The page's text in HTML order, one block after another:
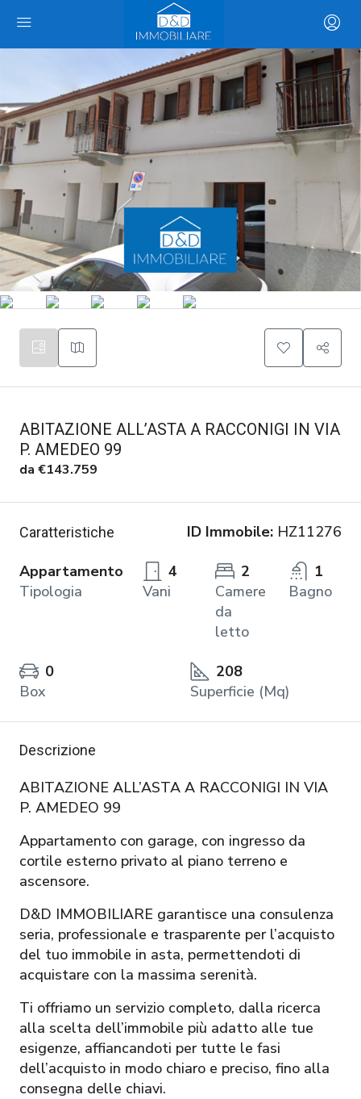
ABITAZIONE ALL’ASTA A RACCONIGI IN VIA
P. AMEDEO 99
da €143.759
Caratteristiche ID Immobile: HZ11276
Appartamento
Tipologia
4
Vani
2
Camere
da
letto
1
Bagno
0
Box
208
Superficie (Mq)
Descrizione
ABITAZIONE ALL’ASTA A RACCONIGI IN VIA
P. AMEDEO 99
Appartamento con garage, con ingresso da
cortile esterno privato al piano terreno e
ascensore.
D&D IMMOBILIARE garantisce una consulenza
seria, professionale e trasparente per l’acquisto
del tuo immobile in asta, permettendoti di
acquistare con la massima serenità.
Ti offriamo un servizio completo, dalla ricerca
alla scelta dell’immobile più adatto alle tue
esigenze, affiancandoti per tutte le fasi
dell’acquisto in modo chiaro e preciso, fino alla
consegna delle chiavi.